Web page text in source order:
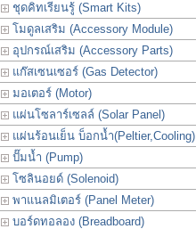
ชุดคิทเรียนรู้ (Smart Kits)
โมดูลเสริม (Accessory Module)
อุปกรณ์เสริม (Accessory Parts)
แก๊สเซนเซอร์ (Gas Detector)
มอเตอร์ (Motor)
แผ่นโซลาร์เซลล์ (Solar Panel)
แผ่นร้อนเย็น บ็อกน้ำ(Peltier,Cooling)
ปั๊มน้ำ (Pump)
โซลินอยด์ (Solenoid)
พาแนลมิเตอร์ (Panel Meter)
บอร์ดทอลอง (Breadboard)